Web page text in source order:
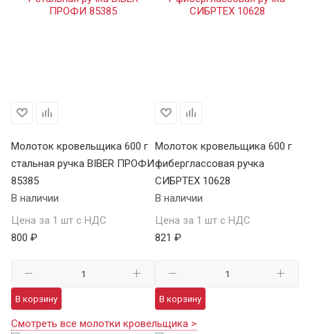
Молоток кровельщика 600 г
стальная ручка BIBER ПРОФИ
85385
В наличии
Цена за 1 шт с НДС
800 ₽
В корзину
Молоток кровельщика 600 г
фиберглассовая ручка
СИБРТЕХ 10628
В наличии
Цена за 1 шт с НДС
821 ₽
В корзину
Смотреть все молотки кровельщика >